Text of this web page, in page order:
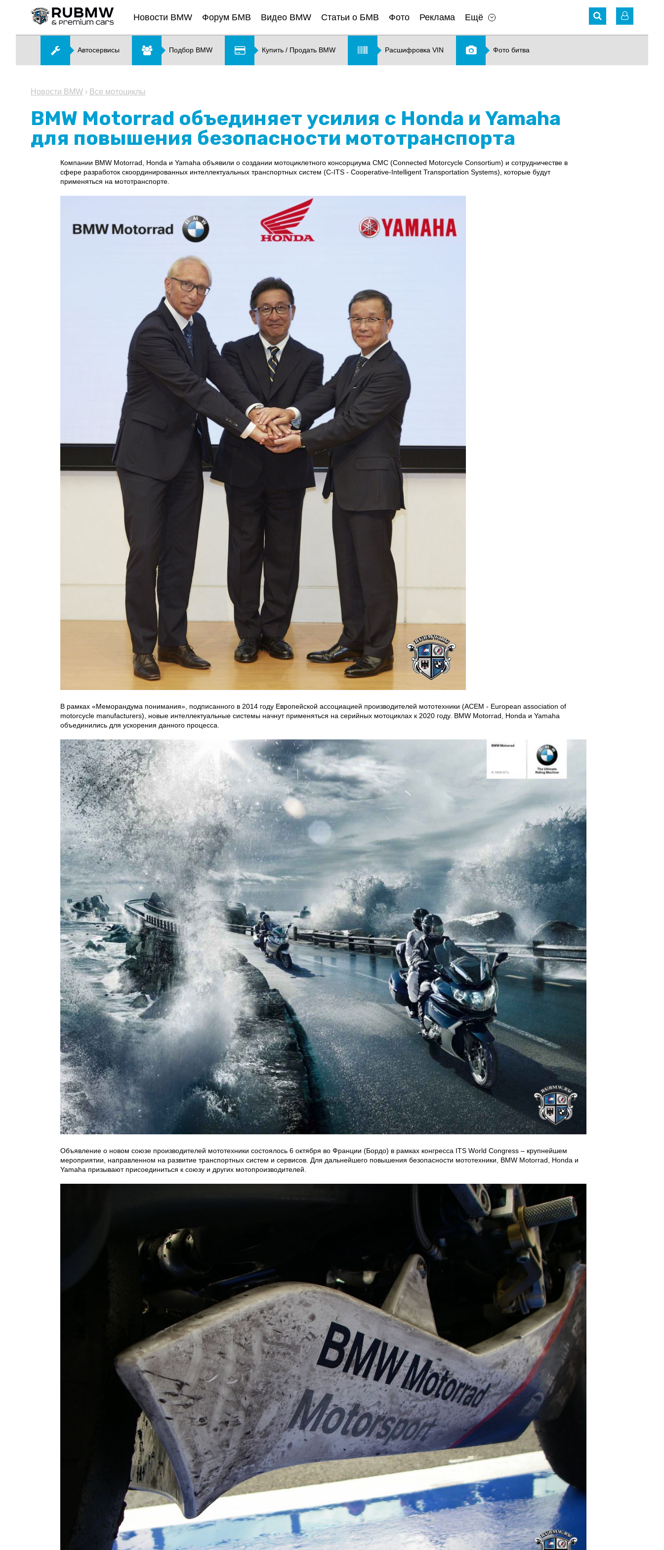
Новости BMW Форум БМВ Видео BMW Статьи о БМВ Фото Реклама Ещё
Автосервисы Подбор BMW Купить / Продать BMW Расшифровка VIN Фото битва
Новости BMW › Все мотоциклы
BMW Motorrad объединяет усилия с Honda и Yamaha
для повышения безопасности мототранспорта
Компании BMW Motorrad, Honda и Yamaha объявили о создании мотоциклетного консорциума CMC (Connected Motorcycle Consortium) и сотрудничестве в
сфере разработок скоординированных интеллектуальных транспортных систем (C-ITS - Cooperative-Intelligent Transportation Systems), которые будут
применяться на мототранспорте.
В рамках «Меморандума понимания», подписанного в 2014 году Европейской ассоциацией производителей мототехники (ACEM - European association of
motorcycle manufacturers), новые интеллектуальные системы начнут применяться на серийных мотоциклах к 2020 году. BMW Motorrad, Honda и Yamaha
объединились для ускорения данного процесса.
Объявление о новом союзе производителей мототехники состоялось 6 октября во Франции (Бордо) в рамках конгресса ITS World Congress – крупнейшем
мероприятии, направленном на развитие транспортных систем и сервисов. Для дальнейшего повышения безопасности мототехники, BMW Motorrad, Honda и
Yamaha призывают присоединиться к союзу и других мотопроизводителей.